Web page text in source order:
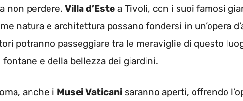
non perdere. Villa d’Este a Tivoli, con i suoi famosi
natura e architettura possano fondersi in un’opera
potranno passeggiare tra le meraviglie di questo
fontane e della bellezza dei giardini.
anche i Musei Vaticani saranno aperti, offrendo